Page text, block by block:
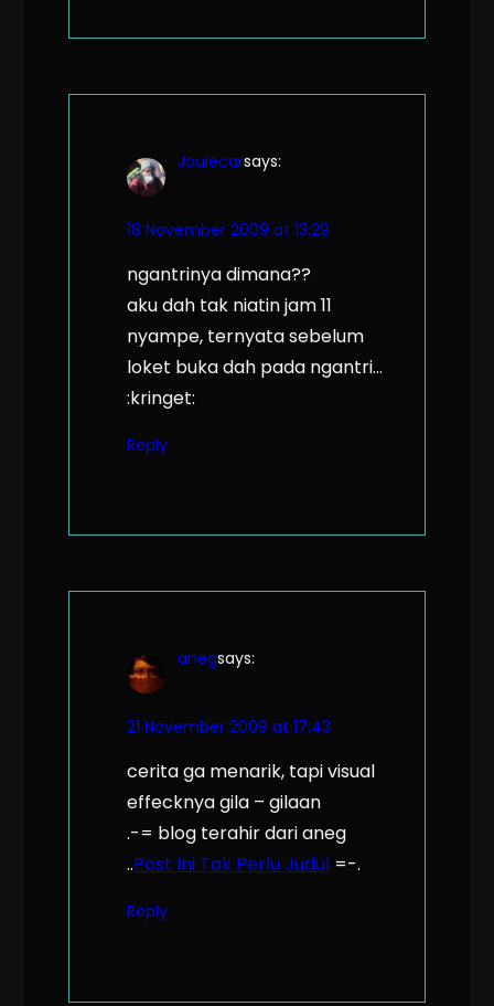
Joulecarsays:
18 November 2009 at 13:29
ngantrinya dimana??
aku dah tak niatin jam 11
nyampe, ternyata sebelum
loket buka dah pada ngantri…
:kringet:
Reply
anegsays:
21 November 2009 at 17:43
cerita ga menarik, tapi visual
effecknya gila – gilaan
.-= blog terahir dari aneg
..Post Ini Tak Perlu Judul =-.
Reply